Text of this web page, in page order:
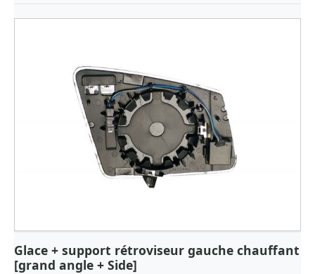
Glace + support rétroviseur gauche chauffant
[grand angle + Side]